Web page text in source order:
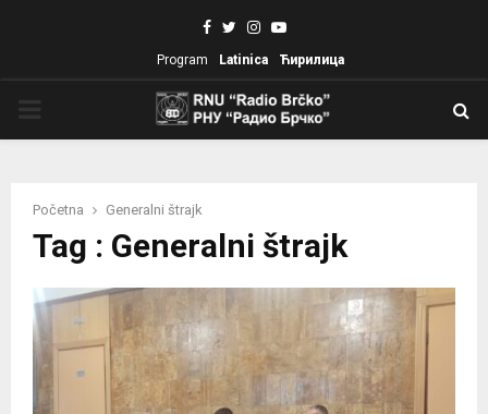
Facebook
TwitterInstagram
Youtube
Program Latinica Ћирилица
Početna Generalni štrajk
Tag : Generalni štrajk